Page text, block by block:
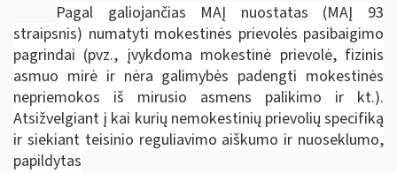
Pagal galiojančias MAĮ nuostatas (MAĮ 93
straipsnis) numatyti mokestinės prievolės pasibaigimo
pagrindai (pvz., įvykdoma mokestinė prievolė, fizinis
asmuo mirė ir nėra galimybės padengti mokestinės
nepriemokos iš mirusio asmens palikimo ir kt.).
Atsižvelgiant į kai kurių nemokestinių prievolių specifiką
ir siekiant teisinio reguliavimo aiškumo ir nuoseklumo,
papildytas